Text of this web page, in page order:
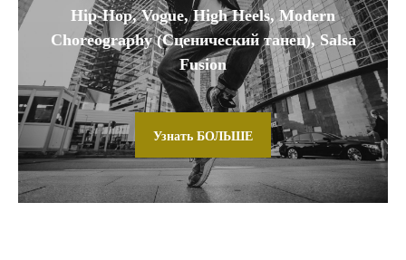
Hip-Hop, Vogue, High Heels, Modern
Choreography (Сценический танец), Salsa
Fusion
Узнать БОЛЬШЕ